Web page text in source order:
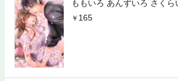
ももいろ あんずいろ さくら
165